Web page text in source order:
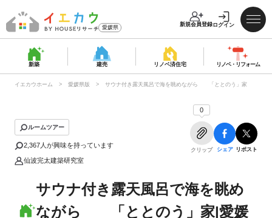
愛媛県 新規会員登録ログイン
新築 建売 リノベ済住宅 リノベ・ リフォーム
イエカウホーム 愛媛県版 サウナ付き露天風呂で海を眺めながら 「ととのう」家
サウナ付き露天風呂で海を眺め
ながら 「ととのう」家|愛媛
ルームツアー
2,367人が興味を持っています
仙波完太建築研究室
0
クリップ シェア リポスト